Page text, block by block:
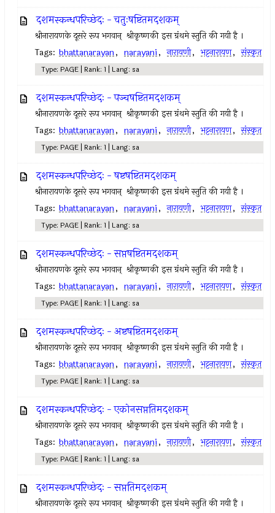
दशमस्कन्धपरिच्छेदः - चतुःषष्टितमदशकम्
श्रीनारायणके दूसरे रूप भगवान् ‍ श्रीकृष्णकी इस ग्रंथमे स्तुति की गयी है ।
Tags: bhattanarayan, narayani, नारायणी, भट्टनारायण, संस्कृत
Type: PAGE | Rank: 1 | Lang: sa
दशमस्कन्धपरिच्छेदः - पञ्चषष्टितमदशकम्
श्रीनारायणके दूसरे रूप भगवान् ‍ श्रीकृष्णकी इस ग्रंथमे स्तुति की गयी है ।
Tags: bhattanarayan, narayani, नारायणी, भट्टनारायण, संस्कृत
Type: PAGE | Rank: 1 | Lang: sa
दशमस्कन्धपरिच्छेदः - षष्टषष्टितमदशकम्
श्रीनारायणके दूसरे रूप भगवान् ‍ श्रीकृष्णकी इस ग्रंथमे स्तुति की गयी है ।
Tags: bhattanarayan, narayani, नारायणी, भट्टनारायण, संस्कृत
Type: PAGE | Rank: 1 | Lang: sa
दशमस्कन्धपरिच्छेदः - सप्तषष्टितमदशकम्
श्रीनारायणके दूसरे रूप भगवान् ‍ श्रीकृष्णकी इस ग्रंथमे स्तुति की गयी है ।
Tags: bhattanarayan, narayani, नारायणी, भट्टनारायण, संस्कृत
Type: PAGE | Rank: 1 | Lang: sa
दशमस्कन्धपरिच्छेदः - अष्टषष्टितमदशकम्
श्रीनारायणके दूसरे रूप भगवान् ‍ श्रीकृष्णकी इस ग्रंथमे स्तुति की गयी है ।
Tags: bhattanarayan, narayani, नारायणी, भट्टनारायण, संस्कृत
Type: PAGE | Rank: 1 | Lang: sa
दशमस्कन्धपरिच्छेदः - एकोनसप्ततिमदशकम्
श्रीनारायणके दूसरे रूप भगवान् ‍ श्रीकृष्णकी इस ग्रंथमे स्तुति की गयी है ।
Tags: bhattanarayan, narayani, नारायणी, भट्टनारायण, संस्कृत
Type: PAGE | Rank: 1 | Lang: sa
दशमस्कन्धपरिच्छेदः - सप्ततिमदशकम्
श्रीनारायणके दूसरे रूप भगवान् ‍ श्रीकृष्णकी इस ग्रंथमे स्तुति की गयी है ।